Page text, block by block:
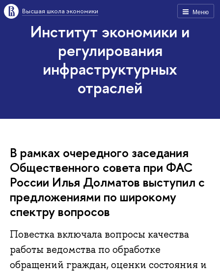
Меню
Высшая школа экономики
Институт экономики и
регулирования
инфраструктурных
отраслей
В рамках очередного заседания
Общественного совета при ФАС
России Илья Долматов выступил с
предложениями по широкому
спектру вопросов
Повестка включала вопросы качества
работы ведомства по обработке
обращений граждан, оценки состояния и